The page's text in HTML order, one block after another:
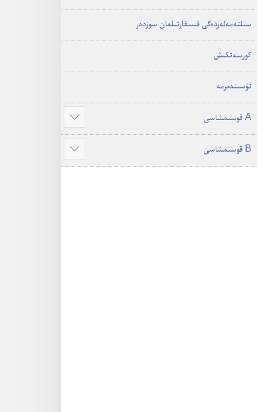
سىلتە‌مە‌لە‌ردە‌گى قىسقارتىلعان سوزدە‌ر
كورسە‌تكىش
تۇ‌سىندىرمە
A قوسىمشاسى
Show
more
Show
more